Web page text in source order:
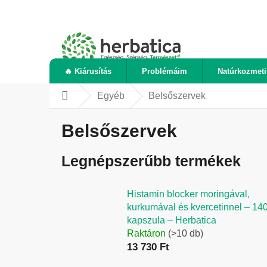
🔥 Kiárusítás Problémáim
Kezdőlap
Egyéb Belsőszervek
Belsőszervek
Legnépszerűbb termékek
Histamin blocker moringával,
kurkumával és kvercetinnel –
kapszula – Herbatica
Raktáron (>10 db)
13 730 Ft